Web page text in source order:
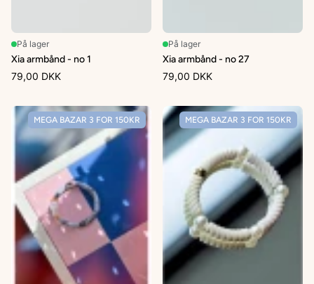
På lager
Xia armbånd - no 1
79,00 DKK
På lager
Xia armbånd - no 27
79,00 DKK
MEGA BAZAR 3 FOR 150KR MEGA BAZAR 3 FOR 150KR